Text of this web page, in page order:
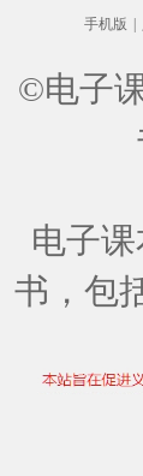
手机版
©电子
电子
书，包